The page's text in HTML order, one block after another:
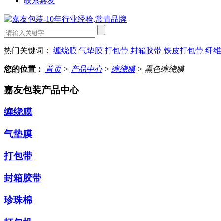
热门关键词： 缠绕膜 气垫膜 打包带 封箱胶带 铁皮打包带 纤
您的位置： 首页> 产品中心> 缠绕膜> 黑色缠绕膜
嘉友包装产品中心
缠绕膜
气垫膜
打包带
封箱胶带
珍珠棉